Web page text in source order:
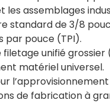
les assemblages
standard de 3/8
par pouce (TPI).
filetage unifié grossier
matériel universel.
de fabrication à